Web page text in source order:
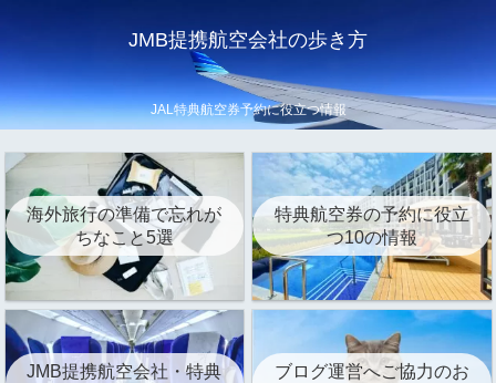
JMB提携航空会社の歩き方
JAL特典航空券予約に役立つ情報
海外旅行の準備で忘れが
ちなこと5選
特典航空券の予約に役立
つ10の情報
JMB提携航空会社・特典
ブログ運営へご協力のお